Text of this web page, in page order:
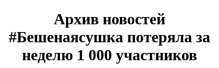
Архив новостей
#Бешенаясушка потеряла за
неделю 1 000 участников